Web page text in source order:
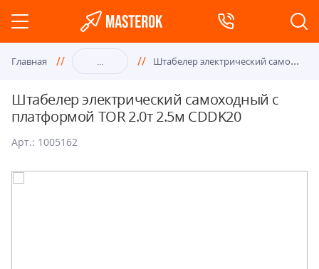
Главная ... Шта
белер электрический самоходный с платформой TOR 2.0т 2.5м CDDK20
Штабелер электрический самоходный с
платформой TOR 2.0т 2.5м CDDK20
Арт.: 1005162